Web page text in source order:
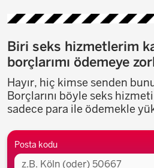
Biri seks hizmetlerim
borçlarımı ödemeye
Hayır, hiç kimse senden
Borçlarını böyle seks hizmeti
sadece para ile ödemekle
Buraya uzaklığı
Posta kodu